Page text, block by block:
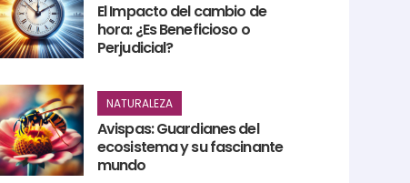
El Impacto del cambio de
hora: ¿Es Beneficioso o
Perjudicial?
NATURALEZA
Avispas: Guardianes del
ecosistema y su fascinante
mundo